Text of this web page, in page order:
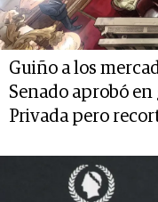
Guiño a los
Senado aprobó
Privada pero